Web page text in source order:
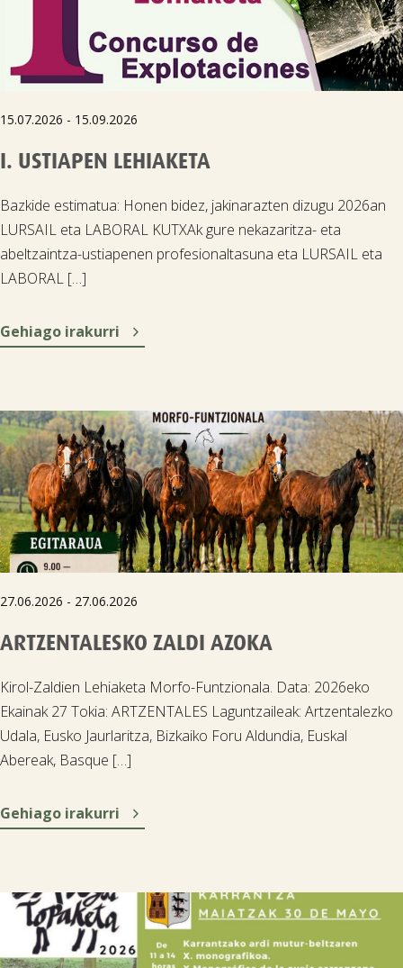
15.07.2026 - 15.09.2026
I. USTIAPEN LEHIAKETA
Bazkide estimatua: Honen bidez, jakinarazten dizugu 2026an
LURSAIL eta LABORAL KUTXAk gure nekazaritza- eta
abeltzaintza-ustiapenen profesionaltasuna eta LURSAIL eta
LABORAL […]
Gehiago irakurri 
27.06.2026 - 27.06.2026
ARTZENTALESKO ZALDI AZOKA
Kirol-Zaldien Lehiaketa Morfo-Funtzionala. Data: 2026eko
Ekainak 27 Tokia: ARTZENTALES Laguntzaileak: Artzentalezko
Udala, Eusko Jaurlaritza, Bizkaiko Foru Aldundia, Euskal
Abereak, Basque […]
Gehiago irakurri 